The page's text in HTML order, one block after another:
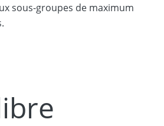
sous-groupes de maximum